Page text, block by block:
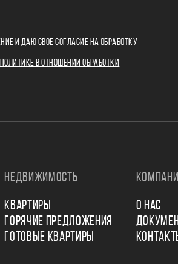
И ДАЮ СВОЕСОГЛАСИЕ НА ОБРАБОТКУ
ПОЛИТИКЕ В ОТНОШЕНИИ ОБРАБОТКИ
НЕДВИЖИМОСТЬ
КВАРТИРЫ
ГОРЯЧИЕ ПРЕДЛОЖЕНИЯ
ГОТОВЫЕ КВАРТИРЫ
О НАС